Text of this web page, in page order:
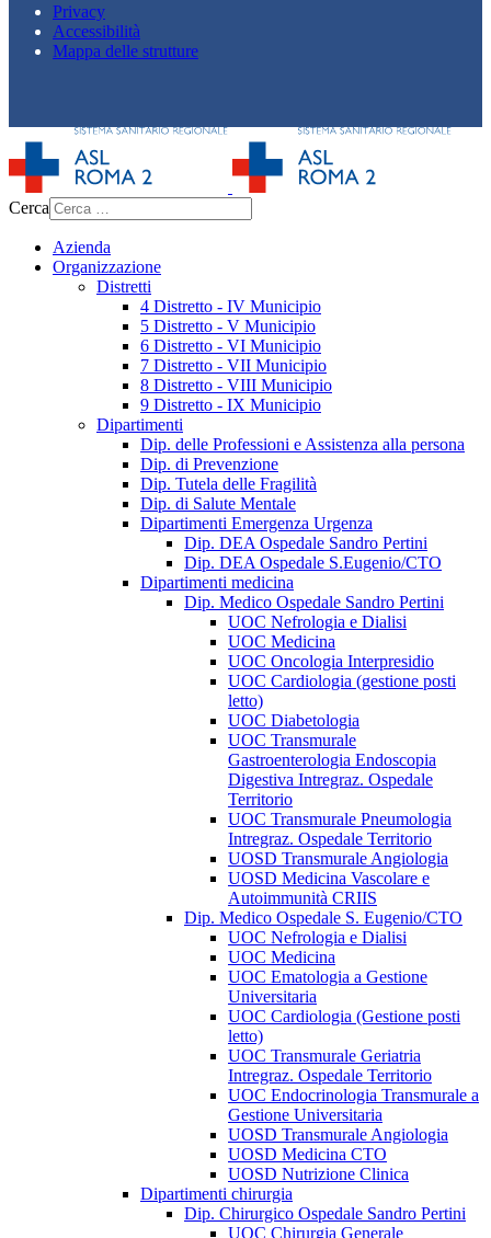
Privacy
Accessibilità
Mappa delle strutture
Cerca
Azienda
Organizzazione
Distretti
4 Distretto - IV Municipio
5 Distretto - V Municipio
6 Distretto - VI Municipio
7 Distretto - VII Municipio
8 Distretto - VIII Municipio
9 Distretto - IX Municipio
Dipartimenti
Dip. delle Professioni e Assistenza alla persona
Dip. di Prevenzione
Dip. Tutela delle Fragilità
Dip. di Salute Mentale
Dipartimenti Emergenza Urgenza
Dip. DEA Ospedale Sandro Pertini
Dip. DEA Ospedale S.Eugenio/CTO
Dipartimenti medicina
Dip. Medico Ospedale Sandro Pertini
UOC Nefrologia e Dialisi
UOC Medicina
UOC Oncologia Interpresidio
UOC Cardiologia (gestione posti
letto)
UOC Diabetologia
UOC Transmurale
Gastroenterologia Endoscopia
Digestiva Intregraz. Ospedale
Territorio
UOC Transmurale Pneumologia
Intregraz. Ospedale Territorio
UOSD Transmurale Angiologia
UOSD Medicina Vascolare e
Autoimmunità CRIIS
Dip. Medico Ospedale S. Eugenio/CTO
UOC Nefrologia e Dialisi
UOC Medicina
UOC Ematologia a Gestione
Universitaria
UOC Cardiologia (Gestione posti
letto)
UOC Transmurale Geriatria
Intregraz. Ospedale Territorio
UOC Endocrinologia Transmurale a
Gestione Universitaria
UOSD Transmurale Angiologia
UOSD Medicina CTO
UOSD Nutrizione Clinica
Dipartimenti chirurgia
Dip. Chirurgico Ospedale Sandro Pertini
UOC Chirurgia Generale